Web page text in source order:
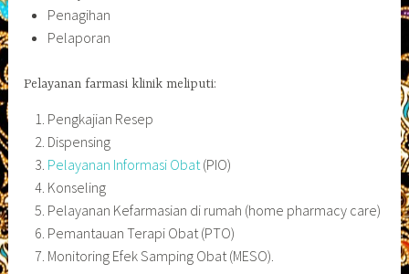
Penagihan
Pelaporan
Pelayanan farmasi klinik meliputi:
Pengkajian Resep
Dispensing
Pelayanan Informasi Obat(PIO)
Konseling
Pelayanan Kefarmasian di rumah (home pharmacy care)
Pemantauan Terapi Obat (PTO)
Monitoring Efek Samping Obat (MESO).